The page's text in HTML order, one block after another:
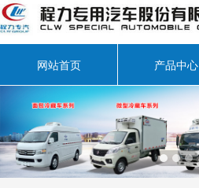
网站首页 产品中心